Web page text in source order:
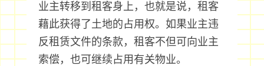
业主转移到租客身上，也就是说，租客
藉此获得了土地的占用权。如果业主违
反租赁文件的条款，租客不但可向业主
索偿，也可继续占用有关物业。